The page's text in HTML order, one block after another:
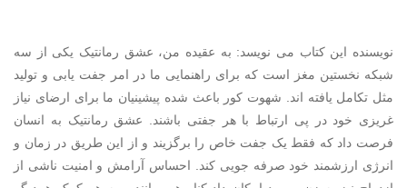
نویسنده این کتاب می نویسد: به عقیده من، عشق رمانتیک یکی از سه
شبکه نخستین مغز است که برای راهنمایی ما در امر جفت یابی و تولید
مثل تکامل یافته اند. شهوت کور باعث شده پیشینیان ما برای ارضای نیاز
غریزی خود در پی ارتباط با هر جفتی باشند. عشق رمانتیک به انسان
فرصت داد که فقط یک جفت خاص را برگزیند و از این طریق در زمان و
انرژی ارزشمند خود صرفه جویی کند. احساس آرامش و امنیت ناشی از